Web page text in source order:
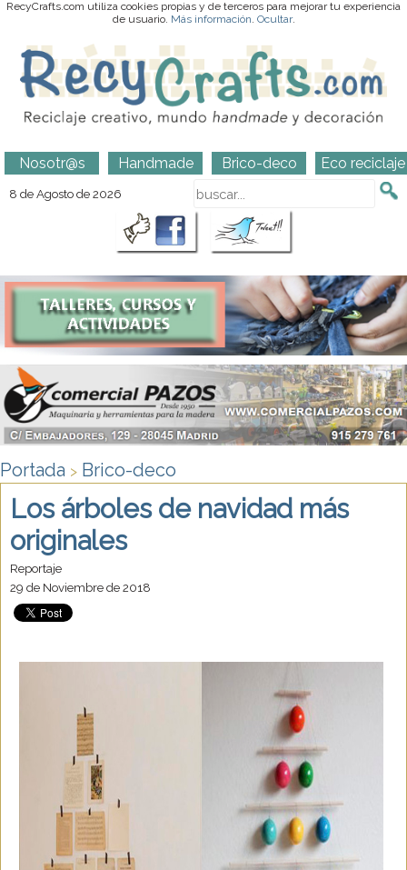
RecyCrafts.com utiliza cookies propias y de terceros para mejorar tu experiencia
de usuario. Más información. Ocultar.
Nosotr@s Handmade Brico-deco Eco reciclaje
8 de Agosto de 2026
Portada > Brico-deco
Los árboles de navidad más
originales
Reportaje
29 de Noviembre de 2018